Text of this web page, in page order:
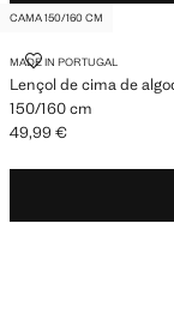
CAMA 150/160 CM
MADE IN PORTUGAL
Lençol de cima de
150/160 cm
LENÇOL DE CIMA
Preço atual [49,99 € ]
49,99 €